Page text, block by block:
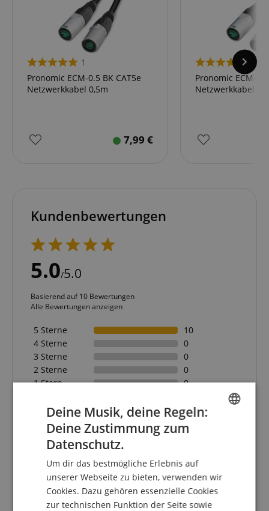
1
Pronomic ECM-0.5 BK CAT5e
Netzwerkkabel 0,5m
7,99 €
Pronomic ECM-
Netzwerkkabel
Kundenbewertungen
5.0/5.0
Basierend auf 10 Bewertungen
Alle Bewertungen anzeigen
5 Sterne
10
4 Sterne
0
3 Sterne
0
2 Sterne
0
1 Stern
0
Eine Überprüfung der Bewertungen hat wie folgt
stattgefunden: Nur Kunden, die in unserem
Onlineshop angemeldet sind und das Produkt
tatsächlich bei uns erworben haben, können im
abgeben.
FRENCH
Deine Musik, deine Regeln:
Deine Zustimmung zum
Datenschutz.
Um dir das bestmögliche Erlebnis auf
unserer Webseite zu bieten, verwenden wir
Cookies. Dazu gehören essenzielle Cookies
zur technischen Funktion der Seite sowie